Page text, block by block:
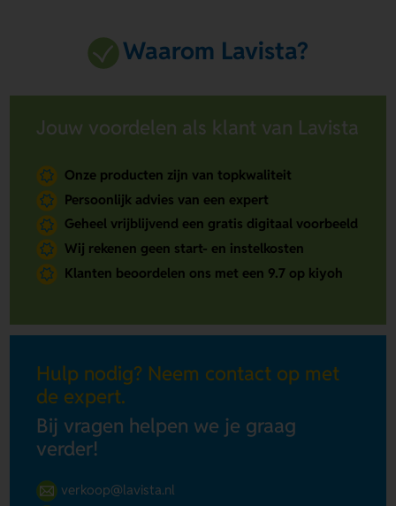
Waarom Lavista?
Jouw voordelen als klant van Lavista
Onze producten zijn van topkwaliteit
Persoonlijk advies van een expert
Geheel vrijblijvend een gratis digitaal voorbeeld
Wij rekenen geen start- en instelkosten
Klanten beoordelen ons met een 9.7 op kiyoh
Hulp nodig? Neem contact op met
de expert.
Bij vragen helpen we je graag
verder!
verkoop@lavista.nl